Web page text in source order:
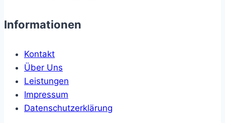
Informationen
Kontakt
Über Uns
Leistungen
Impressum
Datenschutzerklärung